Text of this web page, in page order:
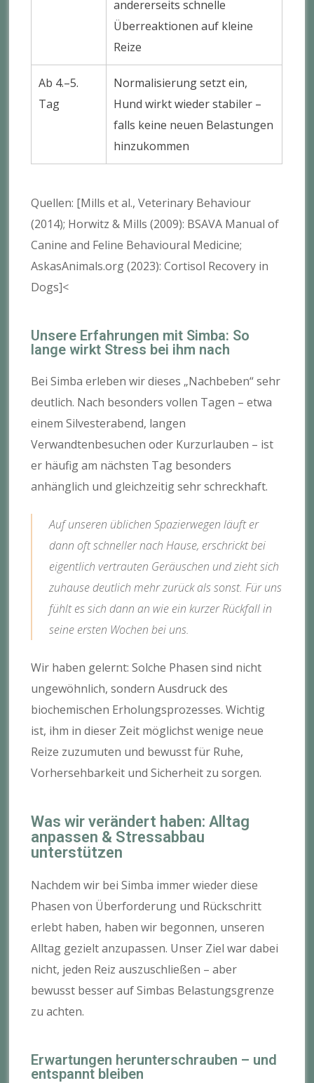
andererseits schnelle
Überreaktionen auf kleine
Reize
Ab 4.–5.
Tag
Normalisierung setzt ein,
Hund wirkt wieder stabiler –
falls keine neuen Belastungen
hinzukommen
Quellen: [Mills et al., Veterinary Behaviour
(2014); Horwitz & Mills (2009): BSAVA Manual of
Canine and Feline Behavioural Medicine;
AskasAnimals.org (2023): Cortisol Recovery in
Dogs]<
Unsere Erfahrungen mit Simba: So
lange wirkt Stress bei ihm nach
Bei Simba erleben wir dieses „Nachbeben“ sehr
deutlich. Nach besonders vollen Tagen – etwa
einem Silvesterabend, langen
Verwandtenbesuchen oder Kurzurlauben – ist
er häufig am nächsten Tag besonders
anhänglich und gleichzeitig sehr schreckhaft.
Auf unseren üblichen Spazierwegen läuft er
dann oft schneller nach Hause, erschrickt bei
eigentlich vertrauten Geräuschen und zieht sich
zuhause deutlich mehr zurück als sonst. Für uns
fühlt es sich dann an wie ein kurzer Rückfall in
seine ersten Wochen bei uns.
Wir haben gelernt: Solche Phasen sind nicht
ungewöhnlich, sondern Ausdruck des
biochemischen Erholungsprozesses. Wichtig
ist, ihm in dieser Zeit möglichst wenige neue
Reize zuzumuten und bewusst für Ruhe,
Vorhersehbarkeit und Sicherheit zu sorgen.
Was wir verändert haben: Alltag
anpassen & Stressabbau
unterstützen
Nachdem wir bei Simba immer wieder diese
Phasen von Überforderung und Rückschritt
erlebt haben, haben wir begonnen, unseren
Alltag gezielt anzupassen. Unser Ziel war dabei
nicht, jeden Reiz auszuschließen – aber
bewusst besser auf Simbas Belastungsgrenze
zu achten.
Erwartungen herunterschrauben – und
entspannt bleiben